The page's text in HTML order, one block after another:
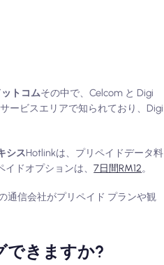
トコムその中で、Celcom と Digi
ービスエリアで知られており、Digi
シスHotlinkは、プリペイドデータ料
イドオプションは、7日間RM12。
通信会社がプリペイド プランや観
できますか?